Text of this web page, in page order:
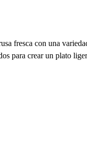
fresca con una
para crear un plato